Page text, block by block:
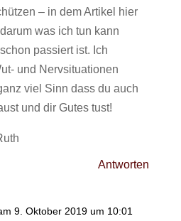
– in dem Artikel hier
was ich tun kann
passiert ist. Ich
und Nervsituationen
viel Sinn dass du auch
und dir Gutes tust!
Antworten
9. Oktober 2019 um 10:01